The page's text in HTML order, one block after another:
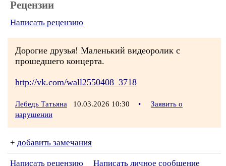
Рецензии
Написать рецензию
Дорогие друзья! Маленький видеоролик с
прошедшего концерта.
http://vk.com/wall2550408_3718
Лебедь Татьяна 10.03.2026 10:30 •
Заявить о
нарушении
+ добавить замечания
Написать рецензию Написать личное сообщение